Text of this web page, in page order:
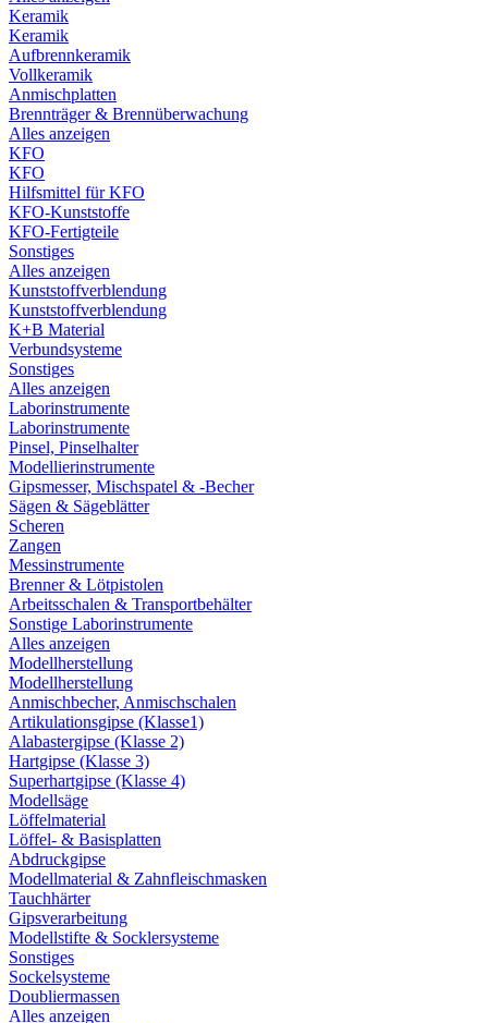
Keramik
Keramik
Aufbrennkeramik
Vollkeramik
Anmischplatten
Brennträger & Brennüberwachung
Alles anzeigen
KFO
KFO
Hilfsmittel für KFO
KFO-Kunststoffe
KFO-Fertigteile
Sonstiges
Alles anzeigen
Kunststoffverblendung
Kunststoffverblendung
K+B Material
Verbundsysteme
Sonstiges
Alles anzeigen
Laborinstrumente
Laborinstrumente
Pinsel, Pinselhalter
Modellierinstrumente
Gipsmesser, Mischspatel & -Becher
Sägen & Sägeblätter
Scheren
Zangen
Messinstrumente
Brenner & Lötpistolen
Arbeitsschalen & Transportbehälter
Sonstige Laborinstrumente
Alles anzeigen
Modellherstellung
Modellherstellung
Anmischbecher, Anmischschalen
Artikulationsgipse (Klasse1)
Alabastergipse (Klasse 2)
Hartgipse (Klasse 3)
Superhartgipse (Klasse 4)
Modellsäge
Löffelmaterial
Löffel- & Basisplatten
Abdruckgipse
Modellmaterial & Zahnfleischmasken
Tauchhärter
Gipsverarbeitung
Modellstifte & Socklersysteme
Sonstiges
Sockelsysteme
Doubliermassen
Alles anzeigen